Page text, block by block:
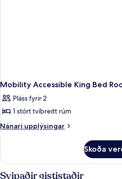
Mobility Accessible King Bed
Pláss fyrir 2
1 stórt tvíbreitt rúm
Nánari upplýsingar
Nánari
Accessible
King
Skoða
Svipaðir gististaðir